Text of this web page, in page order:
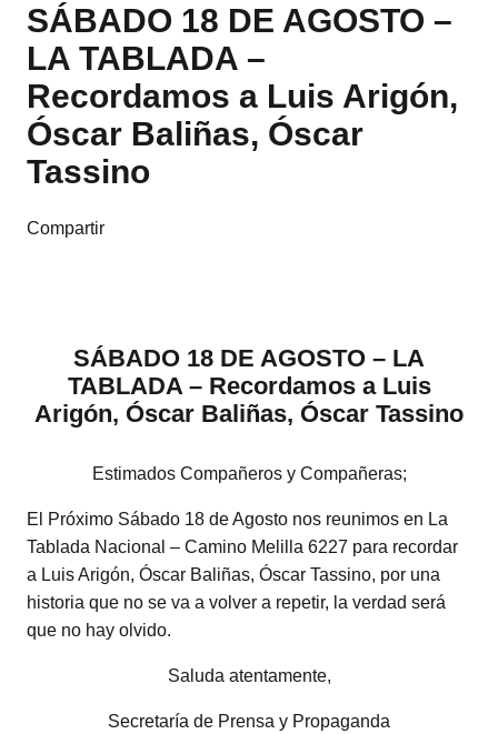
SÁBADO 18 DE AGOSTO –
LA TABLADA –
Recordamos a Luis Arigón,
Óscar Baliñas, Óscar
Tassino
Compartir
SÁBADO 18 DE AGOSTO – LA
TABLADA – Recordamos a Luis
Arigón, Óscar Baliñas, Óscar Tassino
Estimados Compañeros y Compañeras;
El Próximo Sábado 18 de Agosto nos reunimos en La
Tablada Nacional – Camino Melilla 6227 para recordar
a Luis Arigón, Óscar Baliñas, Óscar Tassino, por una
historia que no se va a volver a repetir, la verdad será
que no hay olvido.
Saluda atentamente,
Secretaría de Prensa y Propaganda